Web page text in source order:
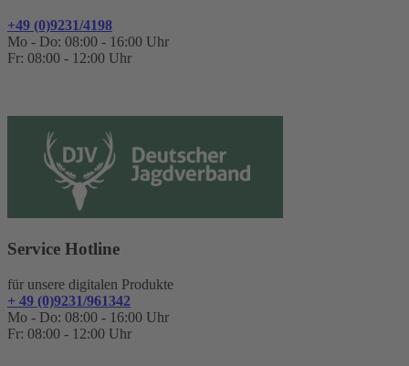
+49 (0)9231/4198
Mo - Do: 08:00 - 16:00 Uhr
Fr: 08:00 - 12:00 Uhr
Service Hotline
für unsere digitalen Produkte
+ 49 (0)9231/961342
Mo - Do: 08:00 - 16:00 Uhr
Fr: 08:00 - 12:00 Uhr